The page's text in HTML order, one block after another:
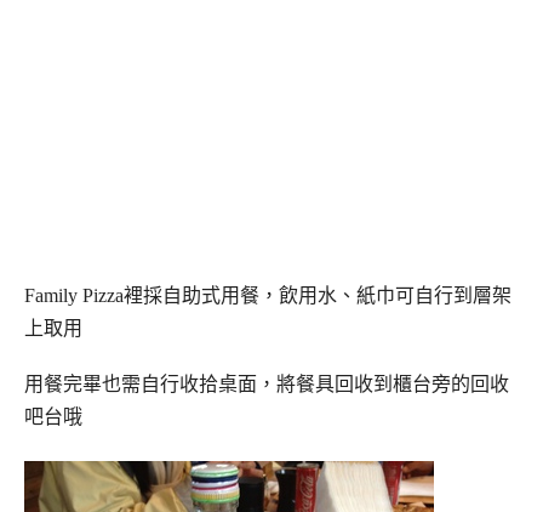
Family Pizza裡採自助式用餐，飲用水、紙巾可自行到層架
上取用
用餐完畢也需自行收拾桌面，將餐具回收到櫃台旁的回收
吧台哦